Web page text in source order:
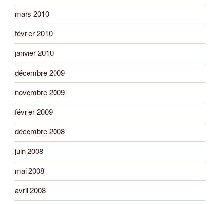
mars 2010
février 2010
janvier 2010
décembre 2009
novembre 2009
février 2009
décembre 2008
juin 2008
mai 2008
avril 2008